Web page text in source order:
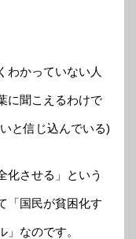
わかっていない人
に聞こえるわけで
と信じ込んでいる)
化させる」という
「国民が貧困化す
なのです。